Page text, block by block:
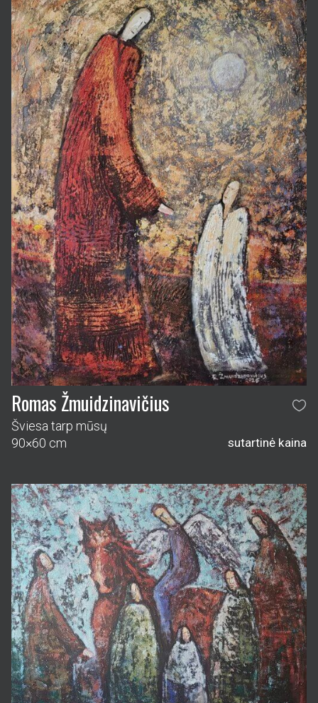
Romas Žmuidzinavičius
Šviesa tarp mūsų
90×60 cm
sutartinė kaina